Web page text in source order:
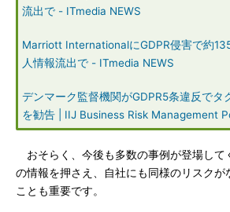
流出で - ITmedia NEWS
Marriott InternationalにGDPR侵害で約
人情報流出で - ITmedia NEWS
デンマーク監督機関がGDPR5条違反でタ
を勧告 | IIJ Business Risk Management
おそらく、今後も多数の事例が登場して
の情報を押さえ、自社にも同様のリスクが
ことも重要です。